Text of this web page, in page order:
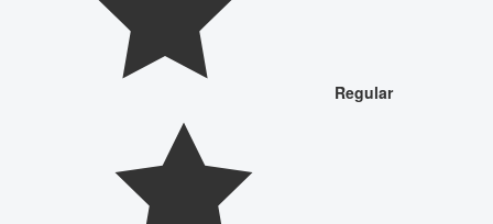
Regular